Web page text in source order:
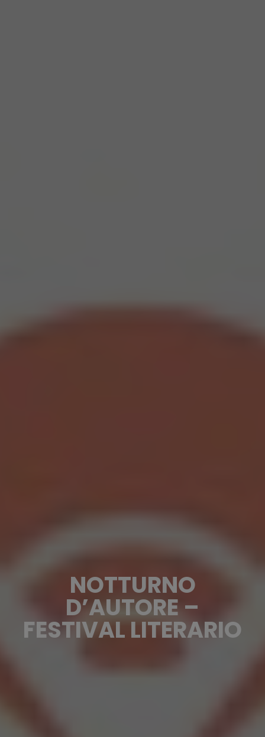
NOTTURNO
D’AUTORE –
FESTIVAL LITERARIO